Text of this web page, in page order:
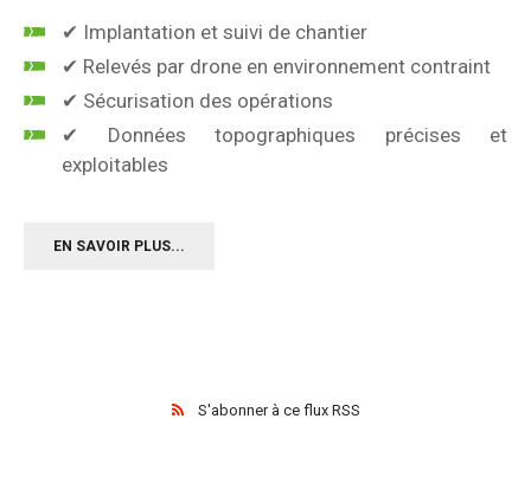
✔ Implantation et suivi de chantier
✔ Relevés par drone en environnement contraint
✔ Sécurisation des opérations
✔ Données topographiques précises et
exploitables
EN SAVOIR PLUS...
S'abonner à ce flux RSS